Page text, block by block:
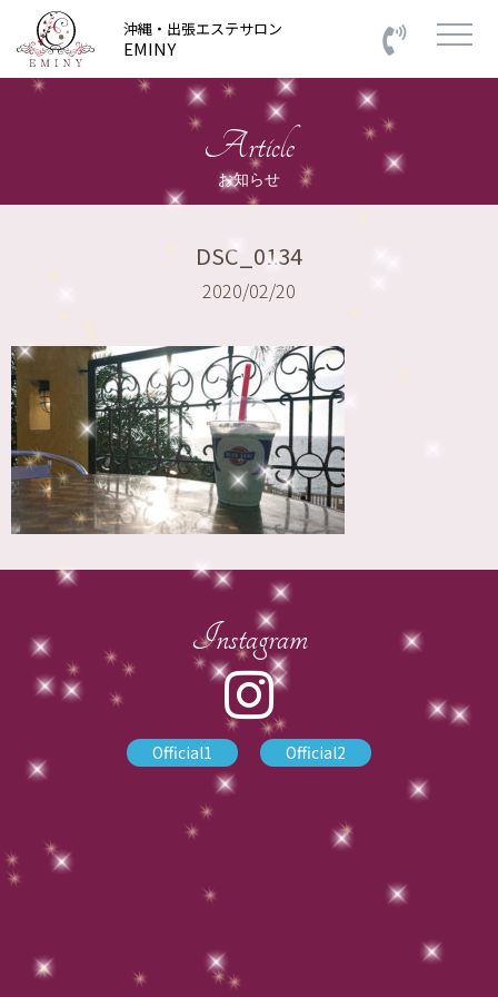
沖縄・出張エステサロン
EMINY
Article
お知らせ
DSC_0134
2020/02/20
Instagram
Official1 Official2